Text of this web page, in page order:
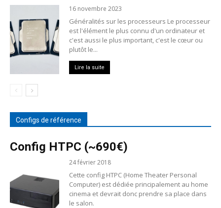
16 novembre 2023
Généralités sur les processeurs Le processeur
est l'élément le plus connu d'un ordinateur et
c'est aussi le plus important, c'est le cœur ou
plutôt le...
Lire la suite
Configs de référence
Config HTPC (~690€)
24 février 2018
Cette config HTPC (Home Theater Personal
Computer) est dédiée principalement au home
cinema et devrait donc prendre sa place dans
le salon.